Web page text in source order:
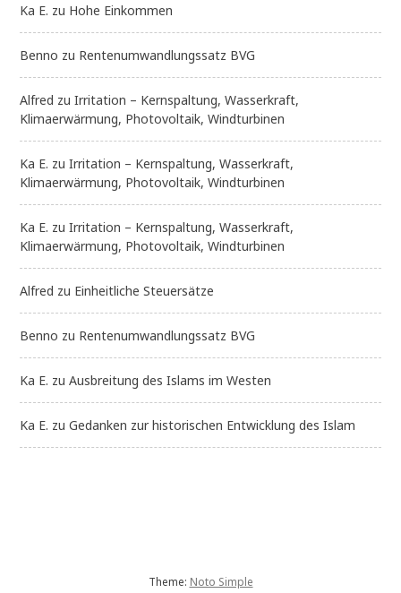
Ka E. zu Hohe Einkommen
Benno zu Rentenumwandlungssatz BVG
Alfred zuIrritation – Kernspaltung, Wasserkraft,
Klimaerwärmung, Photovoltaik, Windturbinen
Ka E. zuIrritation – Kernspaltung, Wasserkraft,
Klimaerwärmung, Photovoltaik, Windturbinen
Ka E. zuIrritation – Kernspaltung, Wasserkraft,
Klimaerwärmung, Photovoltaik, Windturbinen
Alfred zu Einheitliche Steuersätze
Benno zu Rentenumwandlungssatz BVG
Ka E. zuAusbreitung des Islams im Westen
Ka E. zuGedanken zur historischen Entwicklung des Islam
Theme: Noto Simple